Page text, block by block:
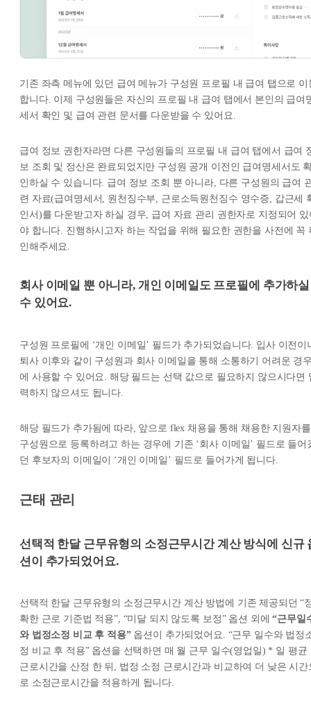
기존 좌측 메뉴에 있던 급여 메뉴가 구성원 프로필 내 급여 탭으로 이
합니다. 이제 구성원들은 자신의 프로필 내 급여 탭에서 본인의 급여
세서 확인 및 급여 관련 문서를 다운받을 수 있어요.
급여 정보 권한자라면 다른 구성원들의 프로필 내 급여 탭에서 급여
보 조회 및 정산은 완료되었지만 구성원 공개 이전인 급여명세서도
인하실 수 있습니다. 급여 정보 조회 뿐 아니라, 다른 구성원의 급여
련 자료(급여명세서, 원천징수부, 근로소득원천징수 영수증, 갑근세
인서)를 다운받고자 하실 경우, 급여 자료 관리 권한자로 지정되어 있
야 합니다. 진행하시고자 하는 작업을 위해 필요한 권한을 사전에 꼭
인해주세요.
회사 이메일 뿐 아니라, 개인 이메일도 프로필에 추가하실
수 있어요.
구성원 프로필에 ‘개인 이메일’ 필드가 추가되었습니다. 입사 이전이
퇴사 이후와 같이 구성원과 회사 이메일을 통해 소통하기 어려운 경
에 사용할 수 있어요. 해당 필드는 선택 값으로 필요하지 않으시다면
력하지 않으셔도 됩니다.
해당 필드가 추가됨에 따라, 앞으로 flex 채용을 통해 채용한 지원자를
구성원으로 등록하려고 하는 경우에 기존 ‘회사 이메일’ 필드로 들어
던 후보자의 이메일이 ‘개인 이메일’ 필드로 들어가게 됩니다.
근태 관리
선택적 한달 근무유형의 소정근무시간 계산 방식에 신규
션이 추가되었어요.
선택적 한달 근무유형의 소정근무시간 계산 방법에 기존 제공되던 “
확한 근로 기준법 적용”, “미달 되지 않도록 보정” 옵션 외에“근무일
와 법정소정 비교 후 적용”옵션이 추가되었어요. “근무 일수와 법정
정 비교 후 적용” 옵션을 선택하면 매 월 근무 일수(영업일) * 일 평균
근로시간을 산정 한 뒤, 법정 소정 근로시간과 비교하여 더 낮은 시간
로 소정근로시간을 적용하게 됩니다.